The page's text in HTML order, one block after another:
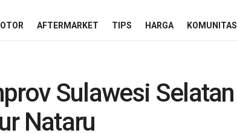
AFTERMARKET TIPS HARGA KOMUNITAS
Sulawesi Selatan
Nataru